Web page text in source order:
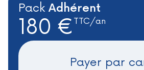
Pack Adhérent
180 € TTC/an
Payer par